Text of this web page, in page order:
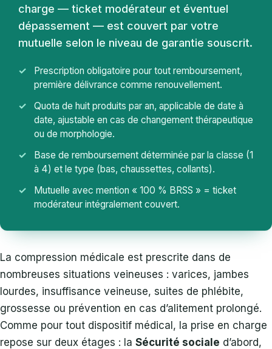
charge — ticket modérateur et éventuel
dépassement — est couvert par votre
mutuelle selon le niveau de garantie souscrit.
Prescription obligatoire pour tout remboursement,
première délivrance comme renouvellement.
Quota de huit produits par an, applicable de date à
date, ajustable en cas de changement thérapeutique
ou de morphologie.
Base de remboursement déterminée par la classe (1
à 4) et le type (bas, chaussettes, collants).
Mutuelle avec mention « 100 % BRSS » = ticket
modérateur intégralement couvert.
La compression médicale est prescrite dans de
nombreuses situations veineuses : varices, jambes
lourdes, insuffisance veineuse, suites de phlébite,
grossesse ou prévention en cas d’alitement prolongé.
Comme pour tout dispositif médical, la prise en charge
repose sur deux étages : la Sécurité sociale d’abord,